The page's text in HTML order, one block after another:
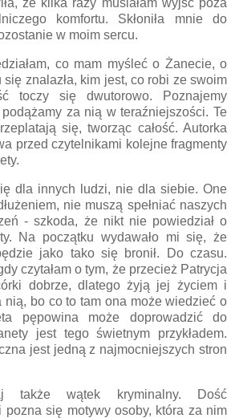
że kilka razy musiałam wyjść poza
komfortu. Skłoniła mnie do
w moim sercu.
co mam myśleć o Żanecie, o
znalazła, kim jest, co robi ze swoim
toczy się dwutorowo. Poznajemy
za nią w teraźniejszości. Te
się, tworząc całość. Autorka
przed czytelnikami kolejne fragmenty
dla innych ludzi, nie dla siebie. One
nie muszą spełniać naszych
- szkoda, że nikt nie powiedział o
Na początku wydawało mi się, że
jako tako się bronił. Do czasu.
czytałam o tym, że przecież Patrycja
dobrze, dlatego żyją jej życiem i
nią, bo co to tam ona może wiedzieć o
pępowina może doprowadzić do
jest tego świetnym przykładem.
jest jedną z najmocniejszych stron
także wątek kryminalny. Dość
pozna się motywy osoby, która za nim